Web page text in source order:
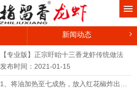
新闻动态
【专业版】正宗盱眙十三香龙虾传统做法
发布时间：2021-01-15
网站首页
盱眙龙虾调料
盱眙龙虾培训